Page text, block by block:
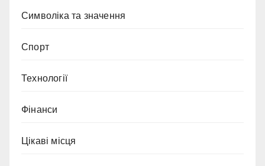
Символіка та значення
Спорт
Технології
Фінанси
Цікаві місця